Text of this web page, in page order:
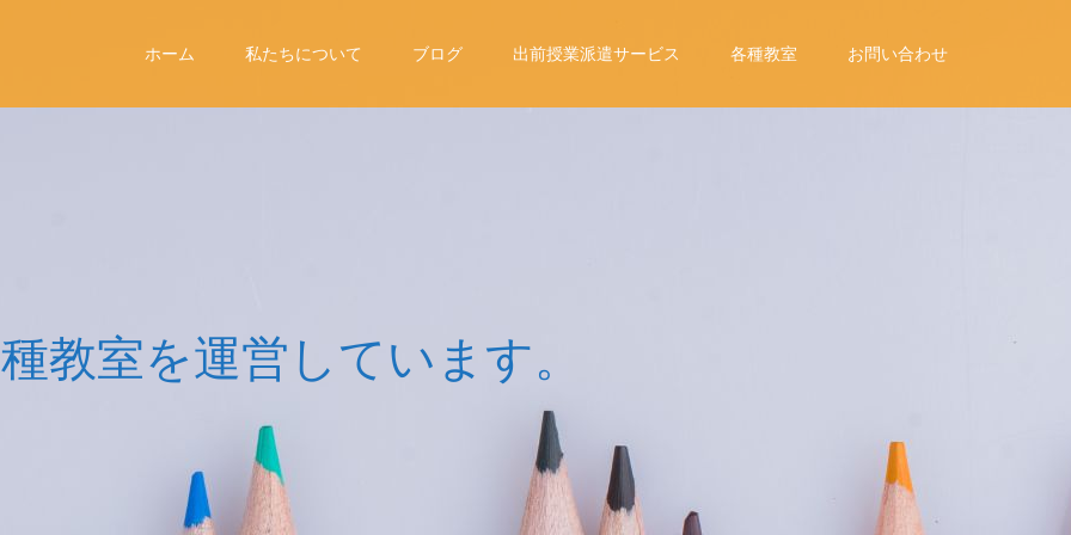
ホーム 私たちについて ブログ 出前授業派遣サービス 各種教室 お問い合わせ
室を運営して い ま す 。 指導